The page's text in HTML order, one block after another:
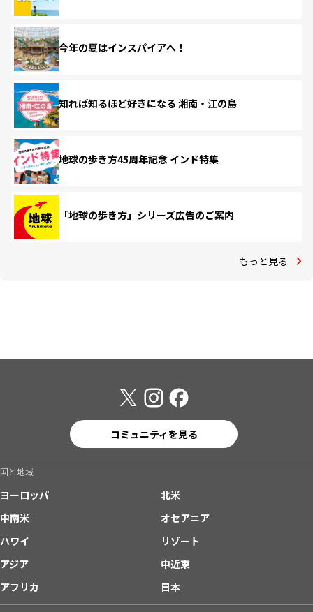
今年の夏はインスパイアへ！
知れば知るほど好きになる 湘南・江の島
地球の歩き方45周年記念 インド特集
「地球の歩き方」シリーズ広告のご案内
もっと見る
コミュニティを見る
国と地域
ヨーロッパ
北米
中南米
オセアニア
ハワイ
リゾート
アジア
中近東
アフリカ
日本